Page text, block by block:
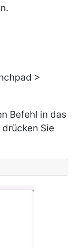
>
Befehl in das
Sie